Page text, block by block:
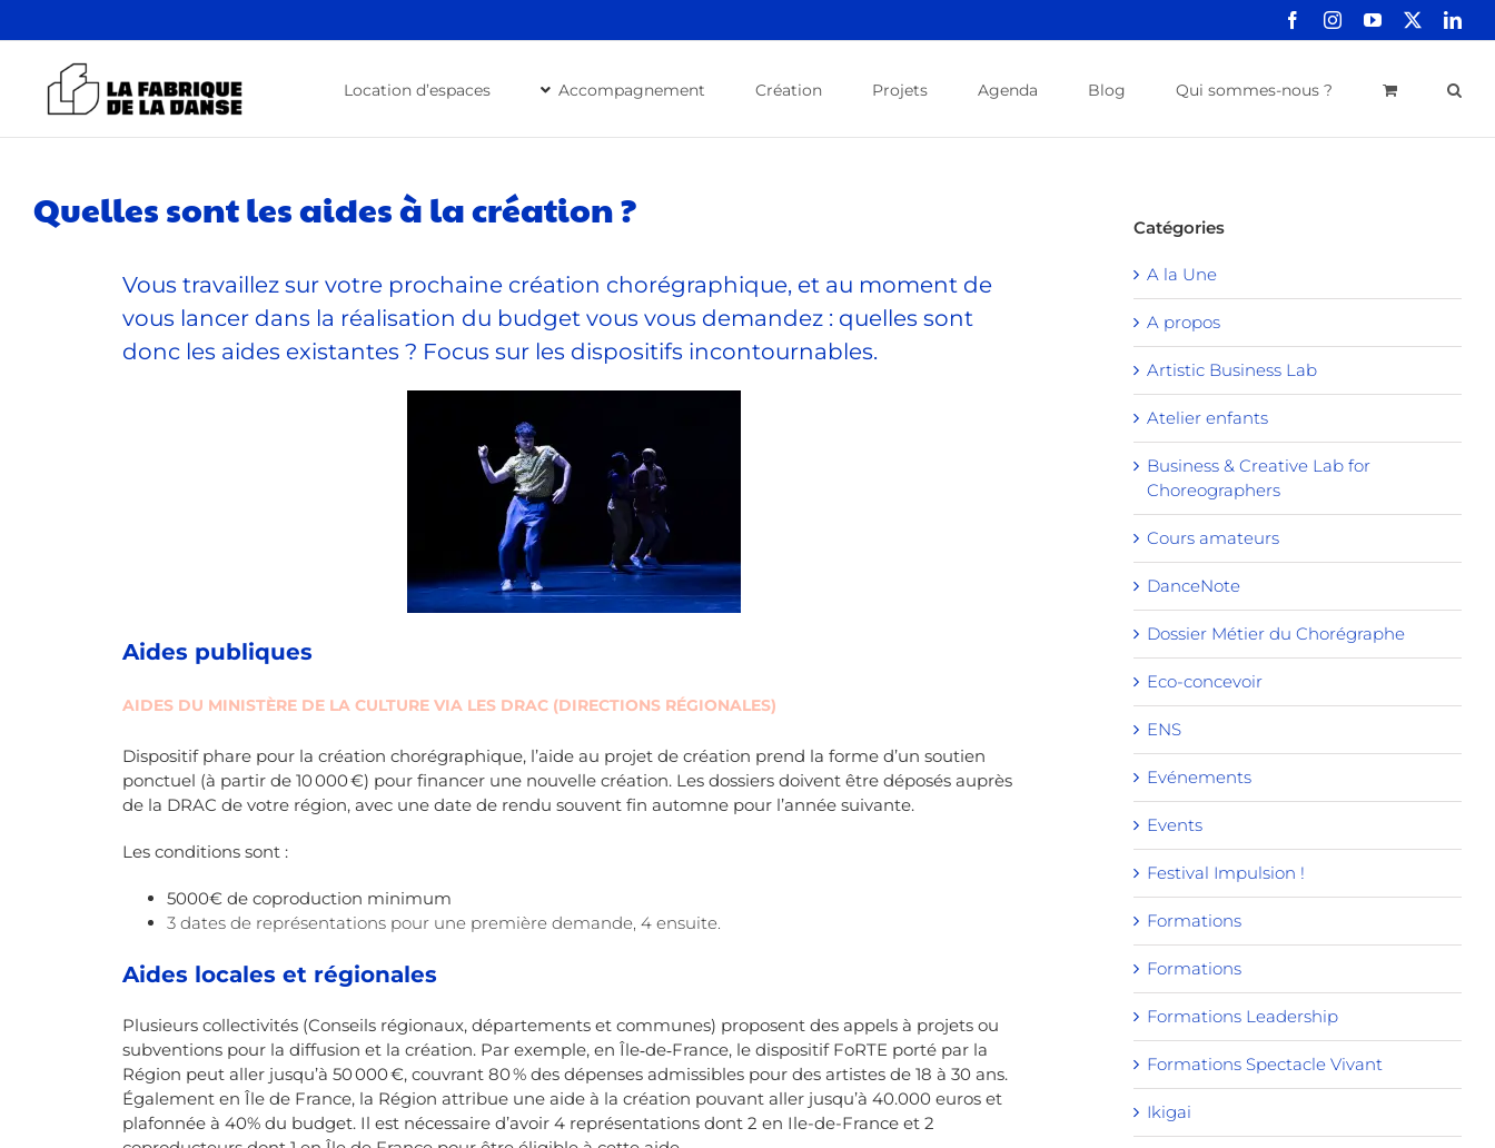
au
FacebookInstagramYouTube
Location d’espaces Accompagnement Création Projets Agenda Blog Qui sommes-nous ?
Quelles sont les aides à la création ?
Vous travaillez sur votre prochaine création chorégraphique, et au moment de
vous lancer dans la réalisation du budget vous vous demandez : quelles sont
donc les aides existantes ? Focus sur les dispositifs incontournables.
Aides publiques
AIDES DU MINISTÈRE DE LA CULTURE VIA LES DRAC (DIRECTIONS RÉGIONALES)
Dispositif phare pour la création chorégraphique, l’aide au projet de création prend la forme d’un soutien
ponctuel (à partir de 10 000 €) pour financer une nouvelle création. Les dossiers doivent être déposés auprès
de la DRAC de votre région, avec une date de rendu souvent fin automne pour l’année suivante.
Les conditions sont :
5000€ de coproduction minimum
3 dates de représentations pour une première demande, 4 ensuite.
Aides locales et régionales
Plusieurs collectivités (Conseils régionaux, départements et communes) proposent des appels à projets ou
subventions pour la diffusion et la création. Par exemple, en Île‑de‑France, le dispositif FoRTE porté par la
Région peut aller jusqu’à 50 000 €, couvrant 80 % des dépenses admissibles pour des artistes de 18 à 30 ans.
Également en Île de France, la Région attribue une aide à la création pouvant aller jusqu’à 40.000 euros et
plafonnée à 40% du budget. Il est nécessaire d’avoir 4 représentations dont 2 en Ile-de-France et 2
Catégories
A la Une
A propos
Artistic Business Lab
Atelier enfants
Business & Creative Lab for
Choreographers
Cours amateurs
DanceNote
Dossier Métier du Chorégraphe
Eco-concevoir
ENS
Evénements
Events
Festival Impulsion !
Formations
Formations
Formations Leadership
Formations Spectacle Vivant
Ikigai